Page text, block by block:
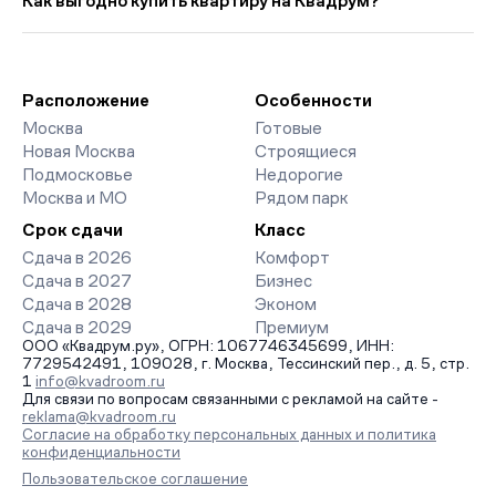
класса. На страницах ЖК доступны отзывы жильцов о
качестве строительства, интерактивный генплан корпусов,
организует просмотр и поможет одобрить ипотеку по
минимальной ставке. Чтобы зафиксировать цену, оставьте
заявку на обратный звонок.
Расположение
Москва
Новая Москва
Подмосковье
Москва и МО
Особенности
Готовые
Строящиеся
Недорогие
Рядом парк
Срок сдачи
Сдача в 2026
Сдача в 2027
Сдача в 2028
Сдача в 2029
Класс
Комфорт
Бизнес
Эконом
Премиум
ООО «Квадрум.ру», ОГРН: 1067746345699, ИНН:
7729542491, 109028, г. Москва, Тессинский пер., д. 5, стр.
1 info@kvadroom.ru
Для связи по вопросам связанными с рекламой на сайте -
reklama@kvadroom.ru
Согласие на обработку персональных данных и политика
конфиденциальности
Пользовательское соглашение